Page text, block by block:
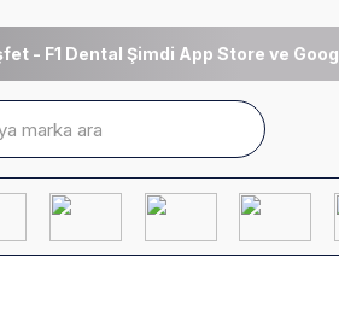
- F1 Dental Şimdi App Store ve